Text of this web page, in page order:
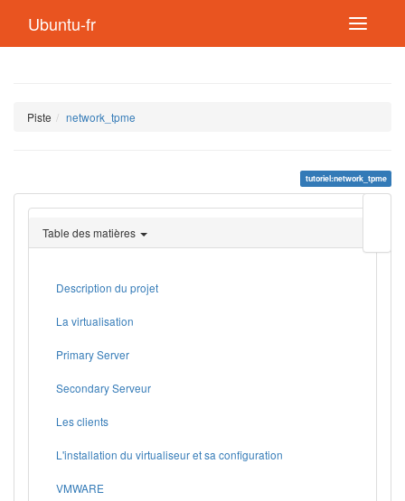
Ubuntu-fr
Piste network_tpme
tutoriel:network_tpme
page
Table des matières
Description du projet
La virtualisation
Primary Server
Secondary Serveur
Les clients
L'installation du virtualiseur et sa configuration
VMWARE